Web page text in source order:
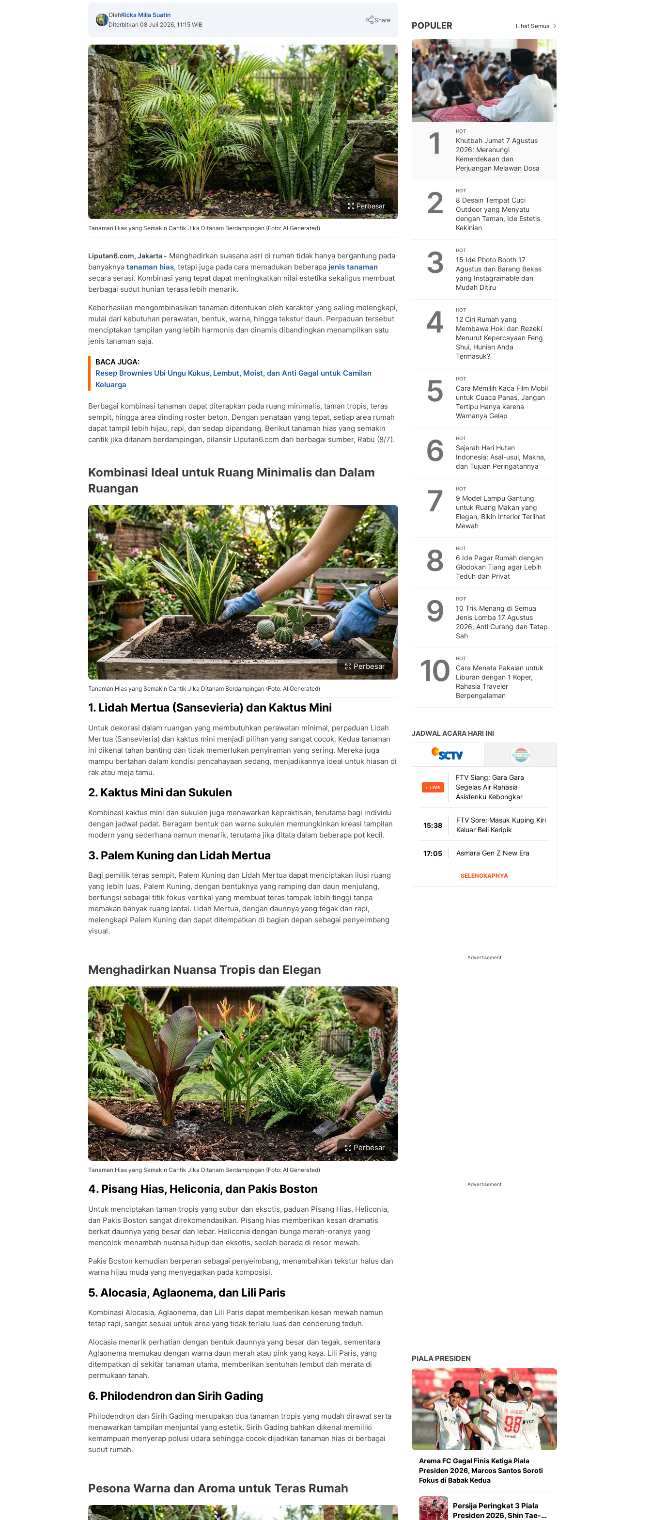
OlehRicka Milla Suatin
Diterbitkan 08 Juli 2026, 11:15 WIB
Share
Copy Link
Perbesar
Tanaman Hias yang Semakin Cantik Jika Ditanam Berdampingan (Foto: AI Generated)
Liputan6.com, Jakarta - Menghadirkan suasana asri di rumah tidak hanya bergantung pada
banyaknya tanaman hias, tetapi juga pada cara memadukan beberapa jenis tanaman
secara serasi. Kombinasi yang tepat dapat meningkatkan nilai estetika sekaligus membuat
berbagai sudut hunian terasa lebih menarik.
Keberhasilan mengombinasikan tanaman ditentukan oleh karakter yang saling melengkapi,
mulai dari kebutuhan perawatan, bentuk, warna, hingga tekstur daun. Perpaduan tersebut
menciptakan tampilan yang lebih harmonis dan dinamis dibandingkan menampilkan satu
jenis tanaman saja.
BACA JUGA:
Resep Brownies Ubi Ungu Kukus, Lembut, Moist, dan Anti Gagal untuk Camilan
Keluarga
Berbagai kombinasi tanaman dapat diterapkan pada ruang minimalis, taman tropis, teras
sempit, hingga area dinding roster beton. Dengan penataan yang tepat, setiap area rumah
dapat tampil lebih hijau, rapi, dan sedap dipandang. Berikut tanaman hias yang semakin
cantik jika ditanam berdampingan, dilansir LIputan6.com dari berbagai sumber, Rabu (8/7).
Kombinasi Ideal untuk Ruang Minimalis dan Dalam
Ruangan
Perbesar
Tanaman Hias yang Semakin Cantik Jika Ditanam Berdampingan (Foto: AI Generated)
1. Lidah Mertua (Sansevieria) dan Kaktus Mini
Untuk dekorasi dalam ruangan yang membutuhkan perawatan minimal, perpaduan Lidah
Mertua (Sansevieria) dan kaktus mini menjadi pilihan yang sangat cocok. Kedua tanaman
ini dikenal tahan banting dan tidak memerlukan penyiraman yang sering. Mereka juga
mampu bertahan dalam kondisi pencahayaan sedang, menjadikannya ideal untuk hiasan di
rak atau meja tamu.
2. Kaktus Mini dan Sukulen
Kombinasi kaktus mini dan sukulen juga menawarkan kepraktisan, terutama bagi individu
dengan jadwal padat. Beragam bentuk dan warna sukulen memungkinkan kreasi tampilan
modern yang sederhana namun menarik, terutama jika ditata dalam beberapa pot kecil.
3. Palem Kuning dan Lidah Mertua
Bagi pemilik teras sempit, Palem Kuning dan Lidah Mertua dapat menciptakan ilusi ruang
yang lebih luas. Palem Kuning, dengan bentuknya yang ramping dan daun menjulang,
berfungsi sebagai titik fokus vertikal yang membuat teras tampak lebih tinggi tanpa
memakan banyak ruang lantai. Lidah Mertua, dengan daunnya yang tegak dan rapi,
melengkapi Palem Kuning dan dapat ditempatkan di bagian depan sebagai penyeimbang
visual.
Menghadirkan Nuansa Tropis dan Elegan
Perbesar
Tanaman Hias yang Semakin Cantik Jika Ditanam Berdampingan (Foto: AI Generated)
4. Pisang Hias, Heliconia, dan Pakis Boston
Untuk menciptakan taman tropis yang subur dan eksotis, paduan Pisang Hias, Heliconia,
dan Pakis Boston sangat direkomendasikan. Pisang hias memberikan kesan dramatis
berkat daunnya yang besar dan lebar. Heliconia dengan bunga merah-oranye yang
mencolok menambah nuansa hidup dan eksotis, seolah berada di resor mewah.
Pakis Boston kemudian berperan sebagai penyeimbang, menambahkan tekstur halus dan
warna hijau muda yang menyegarkan pada komposisi.
5. Alocasia, Aglaonema, dan Lili Paris
Kombinasi Alocasia, Aglaonema, dan Lili Paris dapat memberikan kesan mewah namun
tetap rapi, sangat sesuai untuk area yang tidak terlalu luas dan cenderung teduh.
Alocasia menarik perhatian dengan bentuk daunnya yang besar dan tegak, sementara
Aglaonema memukau dengan warna daun merah atau pink yang kaya. Lili Paris, yang
ditempatkan di sekitar tanaman utama, memberikan sentuhan lembut dan merata di
permukaan tanah.
6. Philodendron dan Sirih Gading
Philodendron dan Sirih Gading merupakan dua tanaman tropis yang mudah dirawat serta
menawarkan tampilan menjuntai yang estetik. Sirih Gading bahkan dikenal memiliki
kemampuan menyerap polusi udara sehingga cocok dijadikan tanaman hias di berbagai
sudut rumah.
Pesona Warna dan Aroma untuk Teras Rumah
POPULER Lihat Semua
1 HOT
Khutbah Jumat 7 Agustus
2026: Merenungi
Kemerdekaan dan
Perjuangan Melawan Dosa
2 HOT
8 Desain Tempat Cuci
Outdoor yang Menyatu
dengan Taman, Ide Estetis
Kekinian
3 HOT
15 Ide Photo Booth 17
Agustus dari Barang Bekas
yang Instagramable dan
Mudah Ditiru
4 HOT
12 Ciri Rumah yang
Membawa Hoki dan Rezeki
Menurut Kepercayaan Feng
Shui, Hunian Anda
Termasuk?
5 HOT
Cara Memilih Kaca Film Mobil
untuk Cuaca Panas, Jangan
Tertipu Hanya karena
Warnanya Gelap
6 HOT
Sejarah Hari Hutan
Indonesia: Asal-usul, Makna,
dan Tujuan Peringatannya
7 HOT
9 Model Lampu Gantung
untuk Ruang Makan yang
Elegan, Bikin Interior Terlihat
Mewah
8 HOT
6 Ide Pagar Rumah dengan
Glodokan Tiang agar Lebih
Teduh dan Privat
9 HOT
10 Trik Menang di Semua
Jenis Lomba 17 Agustus
2026, Anti Curang dan Tetap
Sah
10 HOT
Cara Menata Pakaian untuk
Liburan dengan 1 Koper,
Rahasia Traveler
Berpengalaman
Advertisement
Advertisement
PIALA PRESIDEN
Arema FC Gagal Finis Ketiga Piala
Presiden 2026, Marcos Santos Soroti
Fokus di Babak Kedua
Persija Peringkat 3 Piala
Presiden 2026, Shin Tae-…